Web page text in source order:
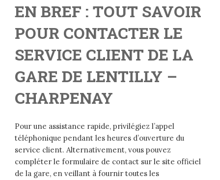
EN BREF : TOUT SAVOIR
POUR CONTACTER LE
SERVICE CLIENT DE LA
GARE DE LENTILLY –
CHARPENAY
Pour une assistance rapide, privilégiez l’appel
téléphonique pendant les heures d’ouverture du
service client. Alternativement, vous pouvez
compléter le formulaire de contact sur le site officiel
de la gare, en veillant à fournir toutes les